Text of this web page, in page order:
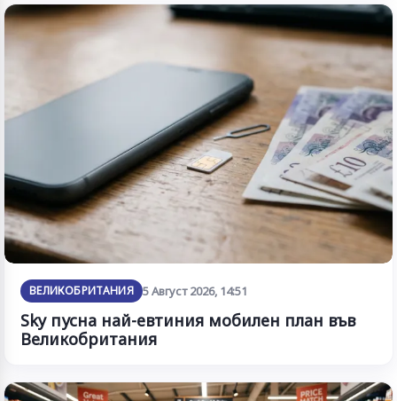
ВЕЛИКОБРИТАНИЯ 5 Август 2026, 14:51
Sky пусна най-евтиния мобилен план във
Великобритания